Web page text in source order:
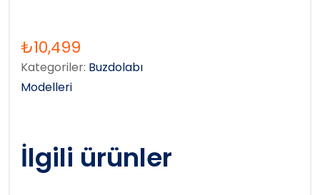
₺10,499
Kategoriler: Buzdolabı
Modelleri
İlgili ürünler